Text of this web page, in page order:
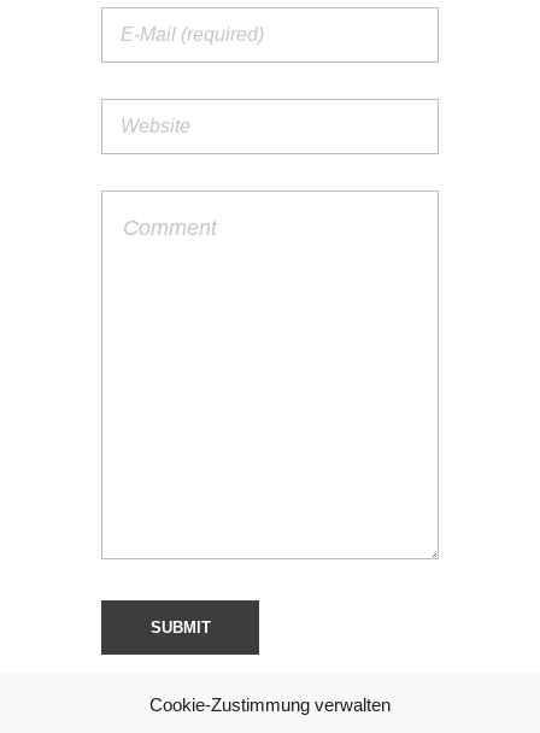
Cookie-Zustimmung verwalten